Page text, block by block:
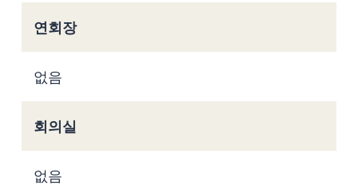
연회장
없음
회의실
없음